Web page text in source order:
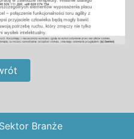
Branże